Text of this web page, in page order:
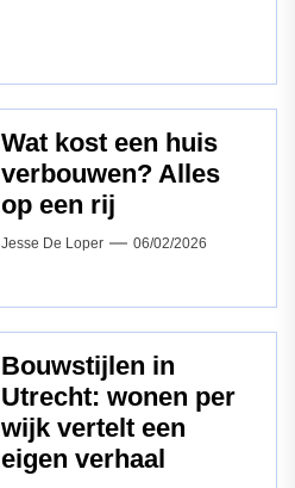
Wat kost een huis
verbouwen? Alles
op een rij
Jesse De Loper 06/02/2026
Bouwstijlen in
Utrecht: wonen per
wijk vertelt een
eigen verhaal